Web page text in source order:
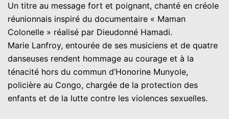
Un titre au message fort et poignant, chanté en créole
réunionnais inspiré du documentaire « Maman
Colonelle » réalisé par Dieudonné Hamadi.
Marie Lanfroy, entourée de ses musiciens et de quatre
danseuses rendent hommage au courage et à la
ténacité hors du commun d’Honorine Munyole,
policière au Congo, chargée de la protection des
enfants et de la lutte contre les violences sexuelles.